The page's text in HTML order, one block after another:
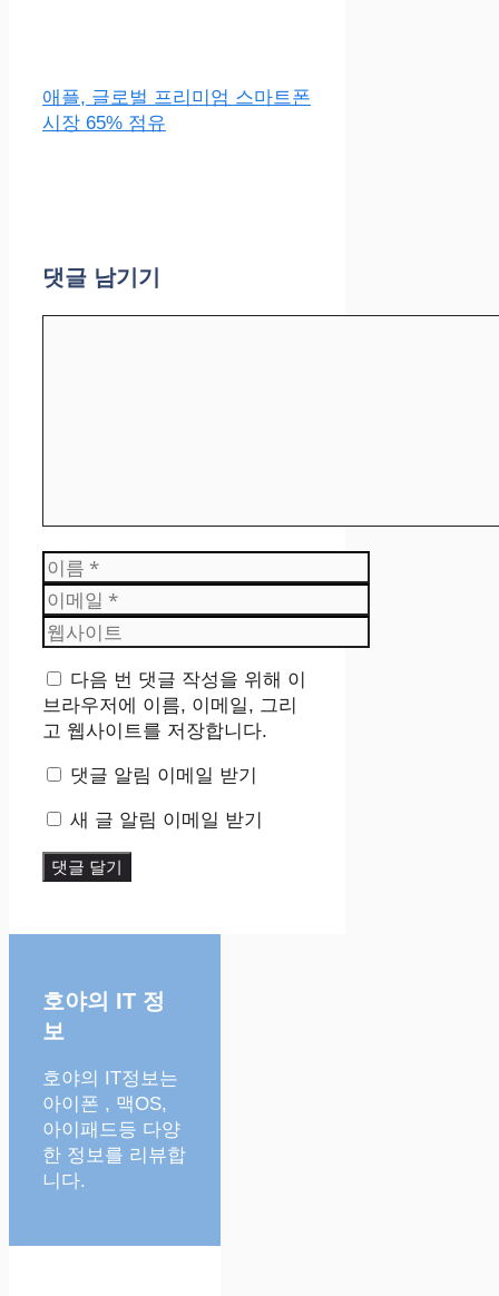
애플, 글로벌 프리미엄 스마트폰
시장 65% 점유
댓글 남기기
이
름
이
메
일
웹
사
이
트
다음 번 댓글 작성을 위해 이
브라우저에 이름, 이메일, 그리
고 웹사이트를 저장합니다.
댓글 알림 이메일 받기
새 글 알림 이메일 받기
호야의 IT 정
보
호야의 IT정보는
아이폰 , 맥OS,
아이패드등 다양
한 정보를 리뷰합
니다.